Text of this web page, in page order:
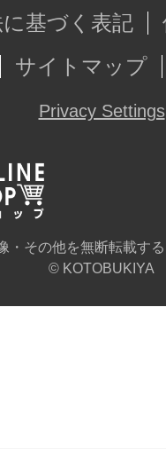
基づく表記
サイトマップ
Privacy Settings
・その他を無断転載す
© KOTOBUKIYA